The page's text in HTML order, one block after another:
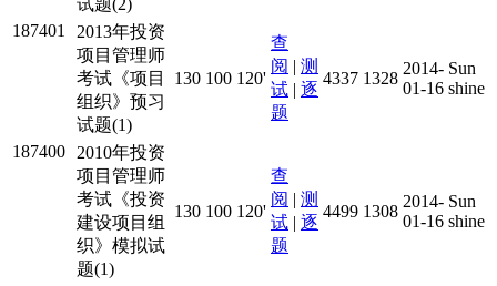
试题(2)
187401
2013年投资
项目管理师
考试《项目
组织》预习
试题(1)
130 100 120'
查
阅 | 测
试 | 逐
题
4337 1328
2014-
01-16
Sun
shine
187400
2010年投资
项目管理师
考试《投资
建设项目组
织》模拟试
题(1)
130 100 120'
查
阅 | 测
试 | 逐
题
4499 1308
2014-
01-16
Sun
shine